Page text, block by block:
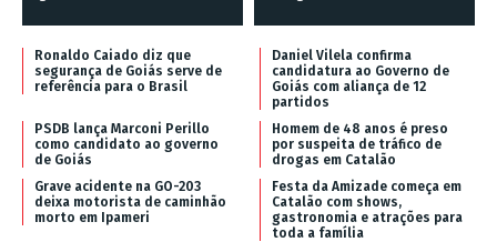
Ronaldo Caiado diz que
segurança de Goiás serve de
referência para o Brasil
Daniel Vilela confirma
candidatura ao Governo de
Goiás com aliança de 12
partidos
PSDB lança Marconi Perillo
como candidato ao governo
de Goiás
Homem de 48 anos é preso
por suspeita de tráfico de
drogas em Catalão
Grave acidente na GO-203
deixa motorista de caminhão
morto em Ipameri
Festa da Amizade começa em
Catalão com shows,
gastronomia e atrações para
toda a família